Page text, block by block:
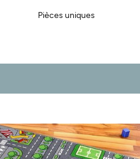
Pièces uniques